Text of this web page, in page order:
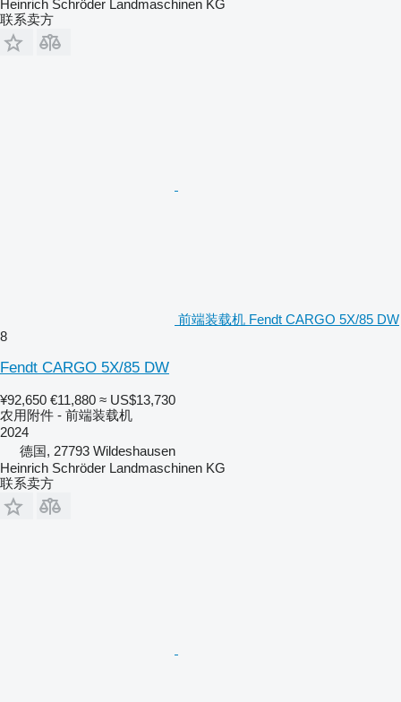
Heinrich Schröder Landmaschinen KG
联系卖方
前端装载机 Fendt CARGO 5X/85 DW
8
Fendt CARGO 5X/85 DW
¥92,650 €11,880 ≈ US$13,730
农用附件 - 前端装载机
2024
德国, 27793 Wildeshausen
Heinrich Schröder Landmaschinen KG
联系卖方